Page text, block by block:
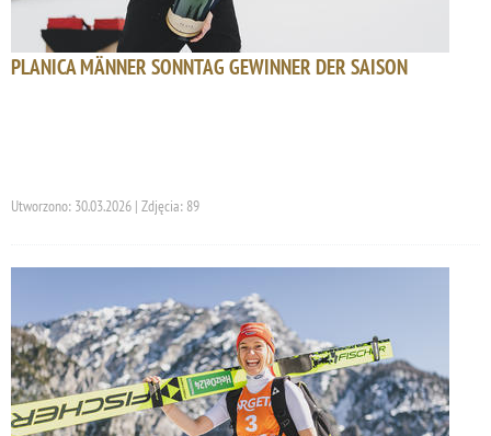
PLANICA MÄNNER SONNTAG GEWINNER DER SAISON
Utworzono: 30.03.2026 | Zdjęcia: 89